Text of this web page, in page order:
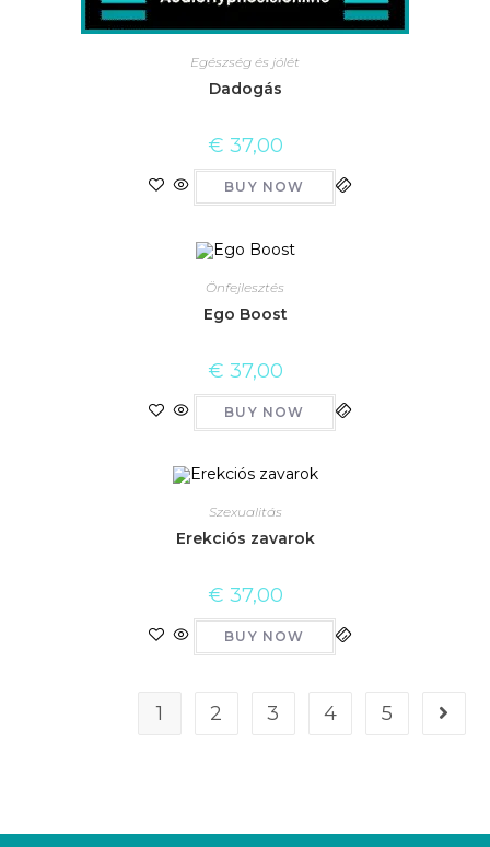
Egészség és jólét
Dadogás
€ 37,00
BUY NOW
Önfejlesztés
Ego Boost
€ 37,00
BUY NOW
Szexualitás
Erekciós zavarok
€ 37,00
BUY NOW
1 2 3 4 5